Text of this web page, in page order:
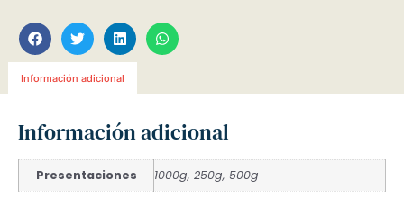
Información adicional
Información adicional
Presentaciones 1000g, 250g, 500g